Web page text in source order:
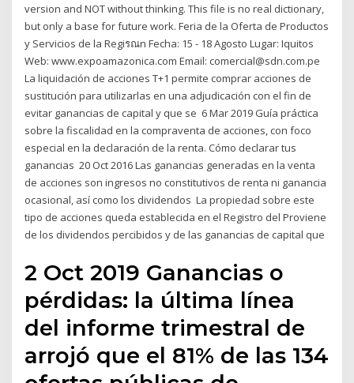
version and NOT without thinking. This file is no real dictionary,
but only a base for future work. Feria de la Oferta de Productos
y Servicios de la Regiรณn Fecha: 15 - 18 Agosto Lugar: Iquitos
Web: www.expoamazonica.com Email: comercial@sdn.com.pe
La liquidación de acciones T+1 permite comprar acciones de
sustitución para utilizarlas en una adjudicación con el fin de
evitar ganancias de capital y que se 6 Mar 2019 Guía práctica
sobre la fiscalidad en la compraventa de acciones, con foco
especial en la declaración de la renta. Cómo declarar tus
ganancias 20 Oct 2016 Las ganancias generadas en la venta
de acciones son ingresos no constitutivos de renta ni ganancia
ocasional, así como los dividendos La propiedad sobre este
tipo de acciones queda establecida en el Registro del Proviene
de los dividendos percibidos y de las ganancias de capital que
2 Oct 2019 Ganancias o
pérdidas: la última línea
del informe trimestral de
arrojó que el 81% de las 134